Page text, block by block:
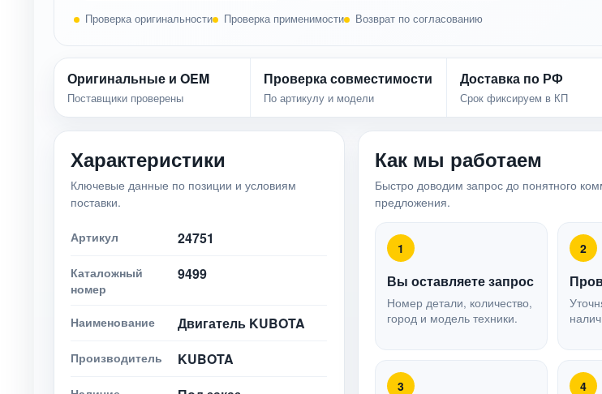
Проверка оригинальности Проверка применимости Возврат по согласованию
Оригинальные и OEM
Поставщики проверены
Проверка совместимости
По артикулу и модели
Доставка по РФ
Срок фиксируем в КП
Характеристики
Ключевые данные по позиции и условиям
поставки.
Артикул 24751
Каталожный
номер
9499
Наименование Двигатель KUBOTA
Производитель KUBOTA
Как мы работаем
Быстро доводим запрос до понятного
предложения.
1
Вы оставляете запрос
Номер детали, количество,
город и модель техники.
2
3 4